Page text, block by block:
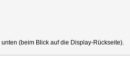
(beim Blick auf die Display-Rückseite).